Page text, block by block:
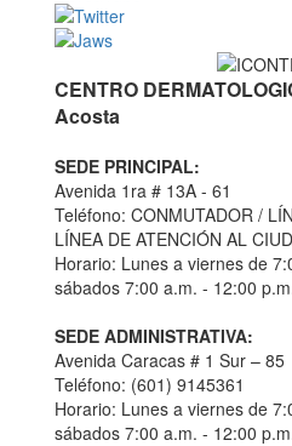
CENTRO
Acosta
SEDE PRINCIPAL:
Avenida 1ra # 13A - 61
Teléfono: CONMUTADOR /
LÍNEA DE ATENCIÓN AL
Horario: Lunes a viernes de
sábados 7:00 a.m. - 12:00
SEDE ADMINISTRATIVA:
Avenida Caracas # 1 Sur – 85
Teléfono: (601) 9145361
Horario: Lunes a viernes de
sábados 7:00 a.m. - 12:00